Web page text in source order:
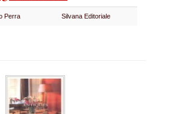
Perra Silvana Editoriale